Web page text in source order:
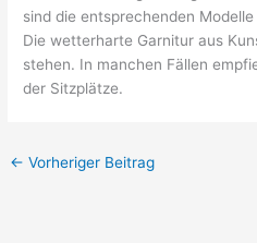
sind die entsprechenden
Die wetterharte Garnitur aus
stehen. In manchen Fällen
der Sitzplätze.
← Vorheriger Beitrag